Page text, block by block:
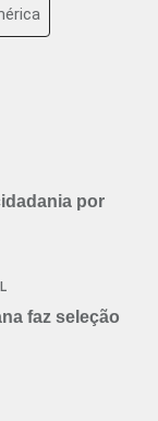
por
faz seleção